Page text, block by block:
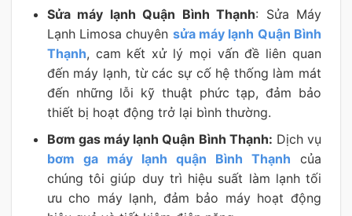
Sửa máy lạnh Quận Bình Thạnh: Sửa Máy
Lạnh Limosa chuyên sửa máy lạnh Quận Bình
Thạnh, cam kết xử lý mọi vấn đề liên quan
đến máy lạnh, từ các sự cố hệ thống làm mát
đến những lỗi kỹ thuật phức tạp, đảm bảo
thiết bị hoạt động trở lại bình thường.
Bơm gas máy lạnh Quận Bình Thạnh: Dịch vụ
bơm ga máy lạnh quận Bình Thạnh của
chúng tôi giúp duy trì hiệu suất làm lạnh tối
ưu cho máy lạnh, đảm bảo máy hoạt động